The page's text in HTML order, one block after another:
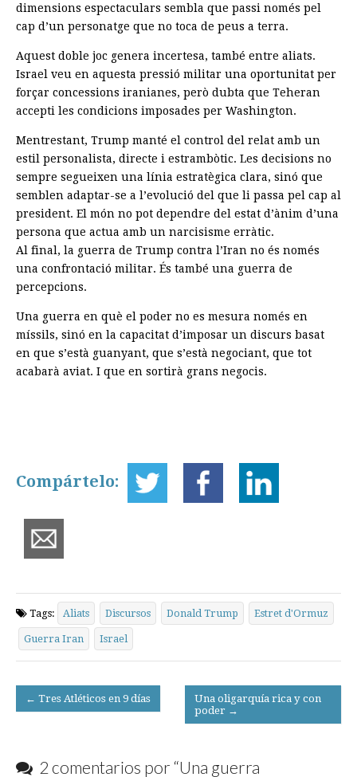
dimensions espectaculars sembla que passi només pel
cap d’un personatge que no toca de peus a terra.
Aquest doble joc genera incertesa, també entre aliats.
Israel veu en aquesta pressió militar una oportunitat per
forçar concessions iranianes, però dubta que Teheran
accepti les condicions imposades per Washington.
Mentrestant, Trump manté el control del relat amb un
estil personalista, directe i estrambòtic. Les decisions no
sempre segueixen una línia estratègica clara, sinó que
semblen adaptar-se a l’evolució del que li passa pel cap al
president. El món no pot dependre del estat d’ànim d’una
persona que actua amb un narcisisme erràtic.
Al final, la guerra de Trump contra l’Iran no és només
una confrontació militar. És també una guerra de
percepcions.
Una guerra en què el poder no es mesura només en
míssils, sinó en la capacitat d’imposar un discurs basat
en que s’està guanyant, que s’està negociant, que tot
acabarà aviat. I que en sortirà grans negocis.
Compártelo:
Tags: Aliats Discursos Donald Trump Estret d'Ormuz
Guerra Iran Israel
Post
navigation
← Tres Atléticos en 9 días
Una oligarquía rica y con
poder →
2 comentarios por “Una guerra